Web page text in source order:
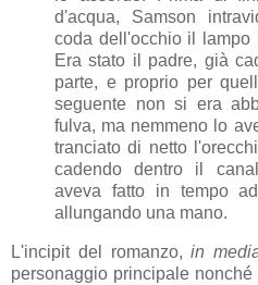
d'acqua, Samson
coda dell'occhio il lampo
Era stato il padre, già
parte, e proprio per
seguente non si era
fulva, ma nemmeno lo
tranciato di netto
cadendo dentro il
aveva fatto in tempo
allungando una mano.
L'incipit del romanzo,in
personaggio principale